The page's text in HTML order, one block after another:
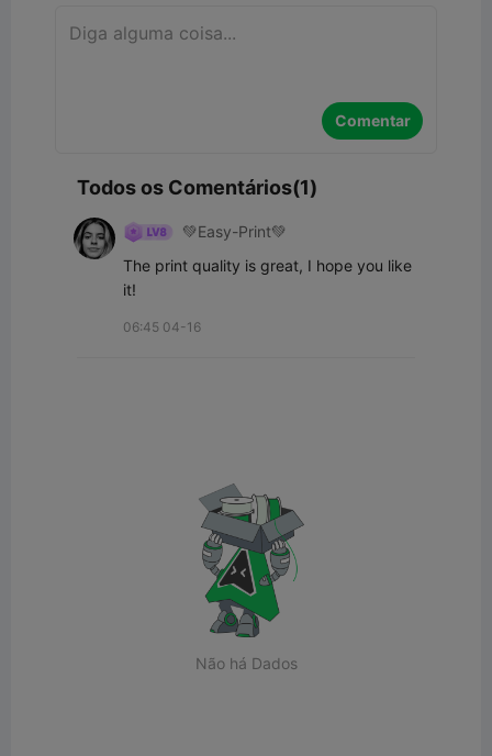
Comentar
Todos os Comentários(1)
💚Easy-Print💚
The print quality is great, I hope you like
it!
06:45 04-16
Não há Dados